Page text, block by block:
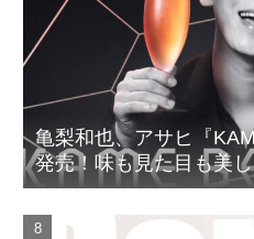
亀梨和也、アサヒ『
発売！味も見た目も美
ルがついに完成